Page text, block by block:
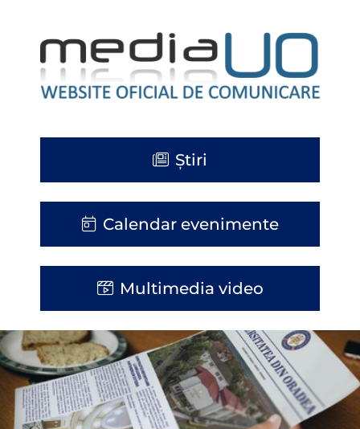
Știri
Calendar evenimente
Multimedia video